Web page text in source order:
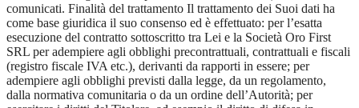
comunicati. Finalità del trattamento Il trattamento dei Suoi dati ha
come base giuridica il suo consenso ed è effettuato: per l’esatta
esecuzione del contratto sottoscritto tra Lei e la Società Oro First
SRL per adempiere agli obblighi precontrattuali, contrattuali e fiscali
(registro fiscale IVA etc.), derivanti da rapporti in essere; per
adempiere agli obblighi previsti dalla legge, da un regolamento,
dalla normativa comunitaria o da un ordine dell’Autorità; per